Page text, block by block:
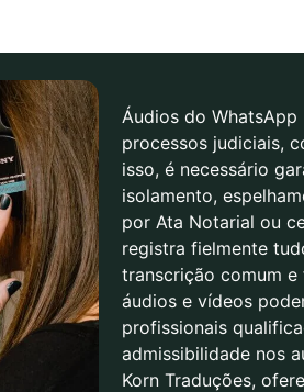
Áudios do
processos judiciais,
isso, é necessário
isolamento,
por Ata Notarial ou
registra fielmente
transcrição comum e
áudios e vídeos
profissionais
admissibilidade nos
Korn Traduções,